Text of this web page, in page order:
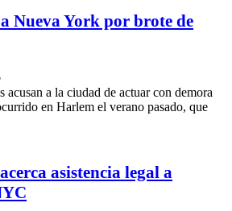
Nueva York por brote de
acusan a la ciudad de actuar con demora
en Harlem el verano pasado, que
asistencia legal a